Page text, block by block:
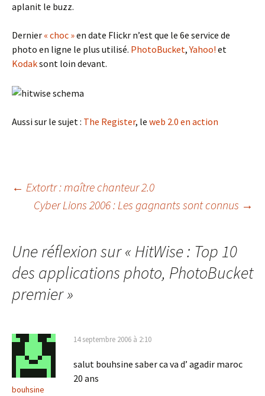
aplanit le buzz.
Dernier « choc »en date Flickr n’est que le 6e service de
photo en ligne le plus utilisé. PhotoBucket,Yahoo! et
Kodaksont loin devant.
Aussi sur le sujet : The Register, le web 2.0 en action
Navigation
articles
← Extortr : maître chanteur 2.0
Cyber Lions 2006 : Les gagnants sont connus →
Une réflexion sur « HitWise : Top 10
des applications photo, PhotoBucket
premier»
bouhsine
14 septembre 2006 à 2:10
salut bouhsine saber ca va d’ agadir maroc
20 ans